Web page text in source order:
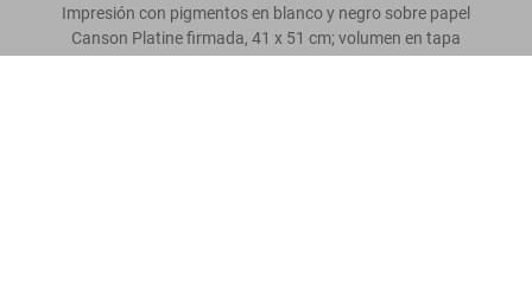
Impresión con pigmentos en blanco y negro sobre papel
Canson Platine firmada, 41 x 51 cm; volumen en tapa